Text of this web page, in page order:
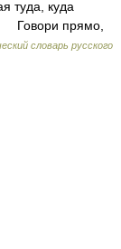
туда, куда
Говори прямо,
словарь русского